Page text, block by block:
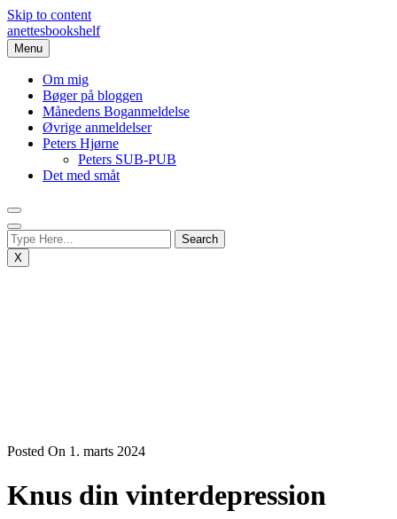
Skip to content
anettesbookshelf
Menu
Om mig
Bøger på bloggen
Månedens Boganmeldelse
Øvrige anmeldelser
Peters Hjørne
Peters SUB-PUB
Det med småt
X
Posted On 1. marts 2024
Knus din vinterdepression